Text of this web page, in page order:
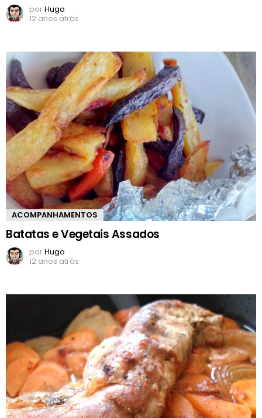
porHugo
12 anos atrás
ACOMPANHAMENTOS
Batatas e Vegetais Assados
porHugo
12 anos atrás